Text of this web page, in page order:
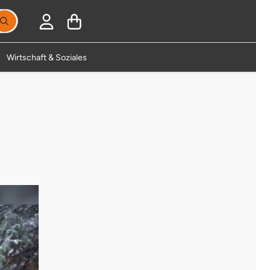
Suchbegriff eingeben, Vorschläge erscheinen
Wirtschaft & Soziales